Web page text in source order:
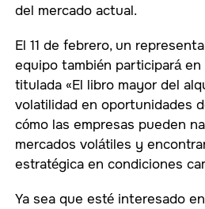
del mercado actual.
El 11 de febrero, un
equipo también participará
titulada «El libro mayor del
volatilidad en oportunidades
cómo las empresas pueden
mercados volátiles y
estratégica en condiciones
Ya sea que esté interesado